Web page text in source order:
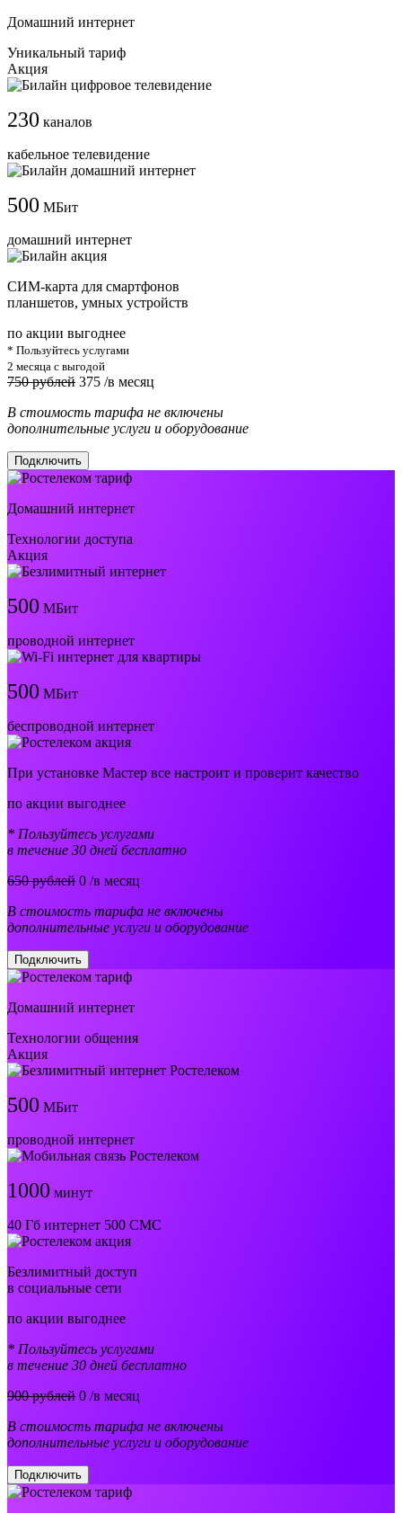
Домашний интернет
Уникальный тариф
Акция
230 каналов
кабельное телевидение
500 МБит
домашний интернет
СИМ-карта для смартфонов
планшетов, умных устройств
по акции выгоднее
* Пользуйтесь услугами
2 месяца с выгодой
750 рублей 375 /в месяц
В стоимость тарифа не включены
дополнительные услуги и оборудование
Подключить
Домашний интернет
Технологии доступа
Акция
500 МБит
проводной интернет
500 МБит
беспроводной интернет
При установке Мастер все настроит и проверит качество
по акции выгоднее
* Пользуйтесь услугами
в течение 30 дней бесплатно
650 рублей 0 /в месяц
В стоимость тарифа не включены
дополнительные услуги и оборудование
Подключить
Домашний интернет
Технологии общения
Акция
500 МБит
проводной интернет
1000 минут
40 Гб интернет 500 СМС
Безлимитный доступ
в социальные сети
по акции выгоднее
* Пользуйтесь услугами
в течение 30 дней бесплатно
900 рублей 0 /в месяц
В стоимость тарифа не включены
дополнительные услуги и оборудование
Подключить